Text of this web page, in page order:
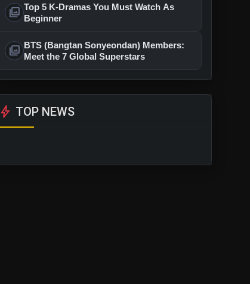
photo_library Top 5 K-Dramas You Must Watch As
Beginner
photo_library BTS (Bangtan Sonyeondan) Members:
Meet the 7 Global Superstars
bolt TOP NEWS